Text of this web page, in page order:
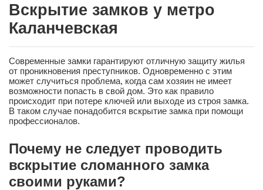
Вскрытие замков у метро
Каланчевская
Современные замки гарантируют отличную защиту жилья
от проникновения преступников. Одновременно с этим
может случиться проблема, когда сам хозяин не имеет
возможности попасть в свой дом. Это как правило
происходит при потере ключей или выходе из строя замка.
В таком случае понадобится вскрытие замка при помощи
профессионалов.
Почему не следует проводить
вскрытие сломанного замка
своими руками?